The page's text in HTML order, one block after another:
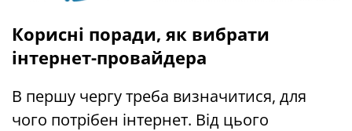
Корисні поради, як вибрати
інтернет-провайдера
В першу чергу треба визначитися, для
чого потрібен інтернет. Від цього